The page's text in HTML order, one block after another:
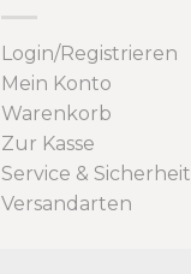
Login/Registrieren
Mein Konto
Warenkorb
Zur Kasse
Service & Sicherheit
Versandarten